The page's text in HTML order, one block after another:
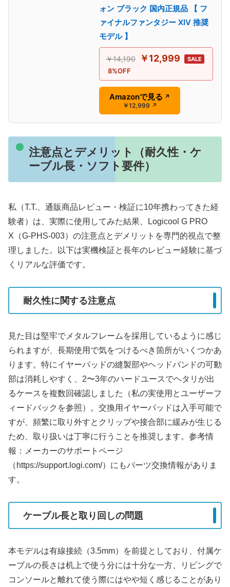
ォン ブラック 国内正規品 【 フ
ァイナルファンタジー XIV 推奨
モデル 】
￥14,190 ￥12,999 SALE
8%OFF
Amazonで見る ↗
￥12,999 ↗
注意点とデメリット（耐久性・ケ
ーブル長・ソフト要件）
私（T.T.、通販商品レビュー・検証に10年携わってきた経
験者）は、実際に使用してみた結果、Logicool G PRO
X（G-PHS-003）の注意点とデメリットを専門的視点で整
理しました。以下は実機検証と長年のレビュー経験に基づ
くリアルな評価です。
耐久性に関する注意点
見た目は堅牢でメタルフレームを採用しているように感じ
られますが、長期使用で気をつけるべき箇所がいくつかあ
ります。特にイヤーパッドの縫製部やヘッドバンドの可動
部は消耗しやすく、2〜3年のハードユースでヘタリが出
るケースを複数回確認しました（私の実使用とユーザーフ
ィードバックを参照）。交換用イヤーパッドは入手可能で
すが、頻繁に取り外すとクリップや接合部に緩みが生じる
ため、取り扱いは丁寧に行うことを推奨します。参考情
報：メーカーのサポートページ
（https://support.logi.com/）にもパーツ交換情報がありま
す。
ケーブル長と取り回しの問題
本モデルは有線接続（3.5mm）を前提としており、付属ケ
ーブルの長さは机上で使う分には十分な一方、リビングで
コンソールと離れて使う際にはやや短く感じることがあり